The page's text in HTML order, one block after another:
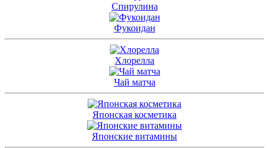
Спирулина
Фукоидан
Хлорелла
Чай матча
Японская косметика
Японские витамины